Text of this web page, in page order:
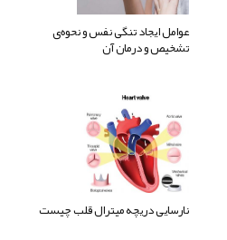
عوامل ایجاد تنگی نفس و نحوه‌ی
تشخیص و درمان آن
نارسایی دریچه میترال قلب چیست